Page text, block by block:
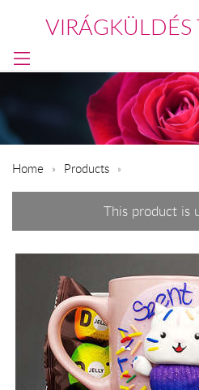
VIRÁGKÜLDÉS
Home Products
This product is